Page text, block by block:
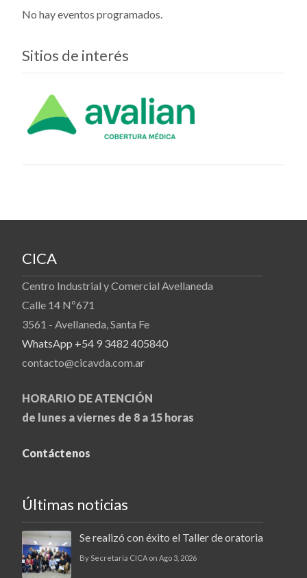
No hay eventos programados.
Sitios de interés
CICA
Centro Industrial y Comercial Avellaneda
Calle 14 Nº671
3561 - Avellaneda, Santa Fe
WhatsApp +54 9 3482 405840
contacto@cicavda.com.ar
HORARIO DE ATENCIÓN
de lunes a viernes de 8 a 15 horas
Contáctenos
Últimas noticias
Se realizó con éxito el Taller de oratoria
By Secretaría CICA on Ago 3, 2026